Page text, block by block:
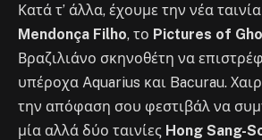
Κατά τ’ άλλα, έχουμε την νέα
Mendonça Filho, το Pictures of
Βραζιλιάνο σκηνοθέτη να
υπέροχα Aquarius και Bacurau.
την απόφαση σου φεστιβάλ να
μία αλλά δύο ταινίες Hong Sang-